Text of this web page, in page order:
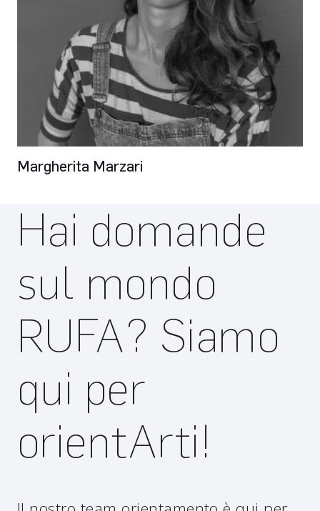
Margherita Marzari
Hai domande
sul mondo
RUFA? Siamo
qui per
orientArti!